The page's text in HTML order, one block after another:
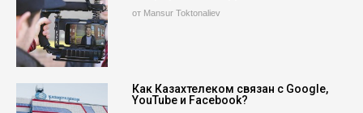
от Mansur Toktonaliev
Как Казахтелеком связан с Google,
YouTube и Facebook?